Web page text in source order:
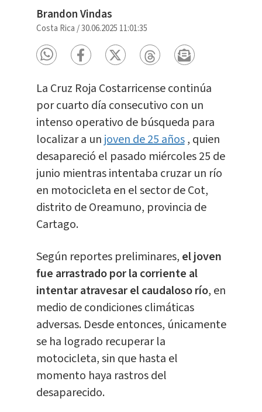
Brandon Vindas
Costa Rica /30.06.2025 11:01:35
La Cruz Roja Costarricense continúa
por cuarto día consecutivo con un
intenso operativo de búsqueda para
localizar a un joven de 25 años, quien
desapareció el pasado miércoles 25 de
junio mientras intentaba cruzar un río
en motocicleta en el sector de Cot,
distrito de Oreamuno, provincia de
Cartago.
Según reportes preliminares, el joven
fue arrastrado por la corriente al
intentar atravesar el caudaloso río, en
medio de condiciones climáticas
adversas. Desde entonces, únicamente
se ha logrado recuperar la
motocicleta, sin que hasta el
momento haya rastros del
desaparecido.